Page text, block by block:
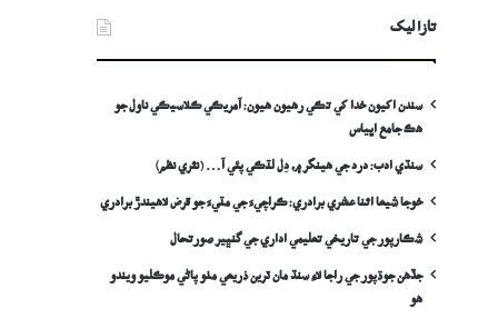
تازا ليک
سندن اکيون خدا کي تڪي رهيون هيون: آمريڪي ڪلاسيڪي ناول جو
هڪ جامع اڀياس
سنڌي ادب: درد جي ھينگر ۾، دِل لٽڪي پئي آ… (نثري نظم)
خوجا شيعا اثنا عشري برادري: ڪراچيءَ جي مٽيءَ جو قرض لاھيندڙ برادري
شڪارپور جي تاريخي تعليمي اداري جي گنڀير صورتحال
جڏهن جوڌپور جي راجا لاءِ سنڌ مان ٽرين ذريعي مٺو پاڻي موڪليو ويندو
ھو